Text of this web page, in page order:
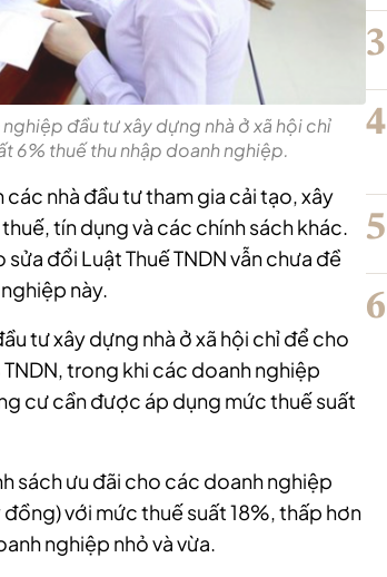
đầu tư xây dựng nhà ở xã hội chỉ
6% thuế thu nhập doanh nghiệp.
nhà đầu tư tham gia cải tạo, xây
tín dụng và các chính sách khác.
đổi Luật Thuế TNDN vẫn chưa đề
này.
tư xây dựng nhà ở xã hội chỉ để cho
trong khi các doanh nghiệp
cư cần được áp dụng mức thuế suất
sách ưu đãi cho các doanh nghiệp
với mức thuế suất 18%, thấp hơn
nghiệp nhỏ và vừa.
3
4
5
6